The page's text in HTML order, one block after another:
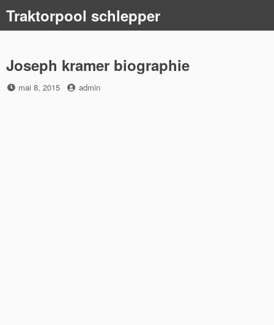
content
Traktorpool schlepper
Joseph kramer biographie
Posted
mai 8, 2015 by
admin